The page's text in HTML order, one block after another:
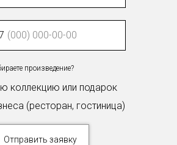
произведение?
коллекцию или подарок
(ресторан, гостиница)
Отправить заявку